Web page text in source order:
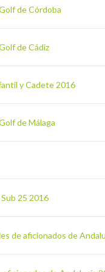
de Córdoba
de Cádiz
y Cadete 2016
de Málaga
25 2016
de aficionados de